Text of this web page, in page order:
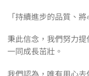
「持續進步的品質、
秉此信念，我們努力
一同成長茁壯。